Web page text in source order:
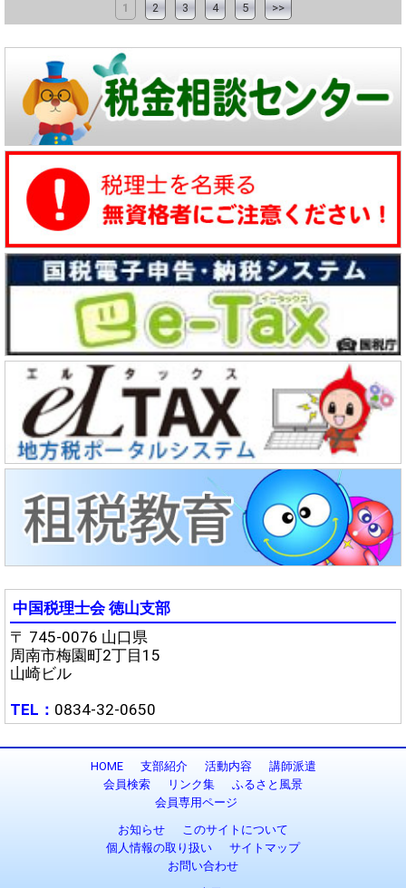
1 2 3 4 5 >>
中国税理士会 徳山支部
〒 745-0076 山口県
周南市梅園町2丁目15
山崎ビル
TEL： 0834-32-0650
HOME 支部紹介 活動内容
講師派遣
会員検索
リンク集
ふるさと風景
会員専用ページ
お知らせ
このサイトについて
個人情報の取り扱い
サイトマップ
お問い合わせ